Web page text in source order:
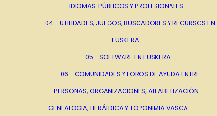
IDIOMAS. PÚBLICOS Y PROFESIONALES
04.- UTILIDADES, JUEGOS, BUSCADORES Y RECURSOS EN
EUSKERA.
05.- SOFTWARE EN EUSKERA
06.- COMUNIDADES Y FOROS DE AYUDA ENTRE
PERSONAS, ORGANIZACIONES, ALFABETIZACIÓN
GENEALOGIA, HERÁLDICA Y TOPONIMIA VASCA